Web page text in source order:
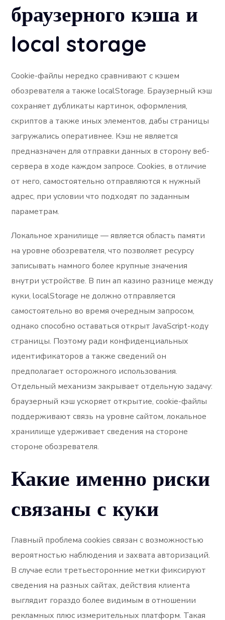
браузерного кэша и
local storage
Cookie-файлы нередко сравнивают с кэшем
обозревателя а также localStorage. Браузерный кэш
сохраняет дубликаты картинок, оформления,
скриптов а также иных элементов, дабы страницы
загружались оперативнее. Кэш не является
предназначен для отправки данных в сторону веб-
сервера в ходе каждом запросе. Cookies, в отличие
от него, самостоятельно отправляются к нужный
адрес, при условии что подходят по заданным
параметрам.
Локальное хранилище — является область памяти
на уровне обозревателя, что позволяет ресурсу
записывать намного более крупные значения
внутри устройстве. В пин ап казино разнице между
куки, localStorage не должно отправляется
самостоятельно во время очередным запросом,
однако способно оставаться открыт JavaScript-коду
страницы. Поэтому ради конфиденциальных
идентификаторов а также сведений он
предполагает осторожного использования.
Отдельный механизм закрывает отдельную задачу:
браузерный кэш ускоряет открытие, cookie-файлы
поддерживают связь на уровне сайтом, локальное
хранилище удерживает сведения на стороне
стороне обозревателя.
Какие именно риски
связаны с куки
Главный проблема cookies связан с возможностью
вероятностью наблюдения и захвата авторизаций.
В случае если третьесторонние метки фиксируют
сведения на разных сайтах, действия клиента
выглядит гораздо более видимым в отношении
рекламных плюс измерительных платформ. Такая